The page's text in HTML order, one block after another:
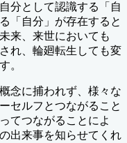
分として認識する「自
「自分」が存在すると
来、来世においても
れ、輪廻転生しても変
。
念に捕われず、様々な
セルフとつながること
てつながることによ
出来事を知らせてくれ